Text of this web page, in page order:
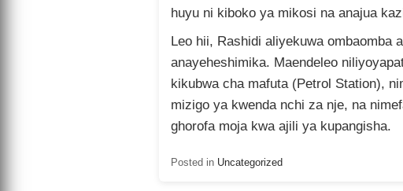
huyu ni kiboko ya mikosi na anajua
Leo hii, Rashidi aliyekuwa ombaomba
anayeheshimika. Maendeleo
kikubwa cha mafuta (Petrol Station),
mizigo ya kwenda nchi za nje, na
ghorofa moja kwa ajili ya kupangisha.
Posted in Uncategorized